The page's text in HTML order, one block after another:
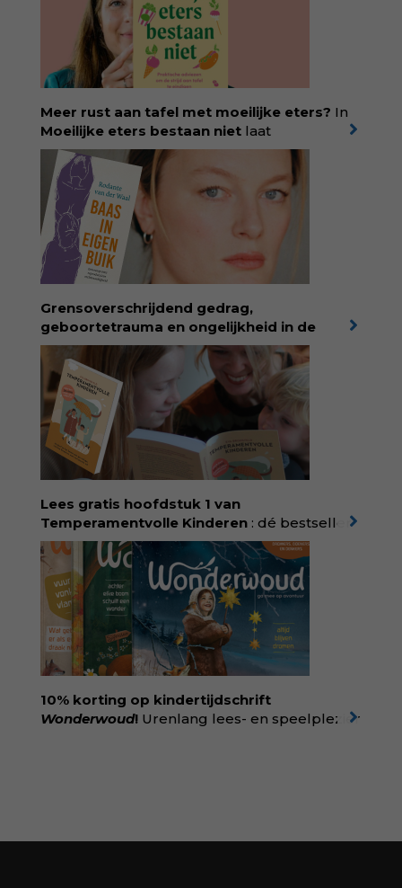
Meer rust aan tafel met moeilijke eters? In
Moeilijke eters bestaan niet laat
kinderdiëtist en lactatiekundigeRolinde
Demeyer
zien wat er schuilgaat achter
eetgedrag dat ouders zorgen baart. Met
aandacht voor ontwikkeling,
neurodivergentie en medische oorzaken
helpt ze hardnekkige misverstanden los te
laten en maakt ze van eten weer een
moment van verbinding. Bestel via je lokale
boekhandel! Lees meer over Rolinde via
kiind.nl/rolinde
Grensoverschrijdend gedrag,
geboortetrauma en ongelijkheid in de
geboortezorg:in Baas in eigen buik verbindt
filosoof en vroedvrouw Rodante van der Waal
persoonlijke ervaringen aan structureel
onrecht en introduceert ze reproductieve
rechtvaardigheid als een collectieve, radicale
praktijk van zorg. Voor iedereen die wil
begrijpen wat er speelt rond vruchtbaarheid
en geboorte. Koop het boek via
singeluitgeverijen.nl/nijgh-van-
ditmar/boek/baas-in-eigen-buik
Lees gratis hoofdstuk 1 van
Temperamentvolle Kinderen : dé bestseller
van pedagoog Eva Bronsveld. In het boek
Temperamentvolle kinderen vind je 25 jaar
aan kennis en ervaring. Met ruim 50.000
verkochte exemplaren met recht een
bestseller, waarmee Eva veel gezinnen heeft
kunnen helpen. Ze schrijft met een
liefdevolle kijk op kinderen en veel begrip
voor ouders. Download het hoofdstuk gratis
via:evabronsveld.plugandpay.nl/r?
id=ZcYxEBJH
10% korting op kindertijdschrift
Wonderwoud! Urenlang lees- en speelplezier